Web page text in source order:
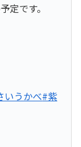
定です。
いうかべ#紫